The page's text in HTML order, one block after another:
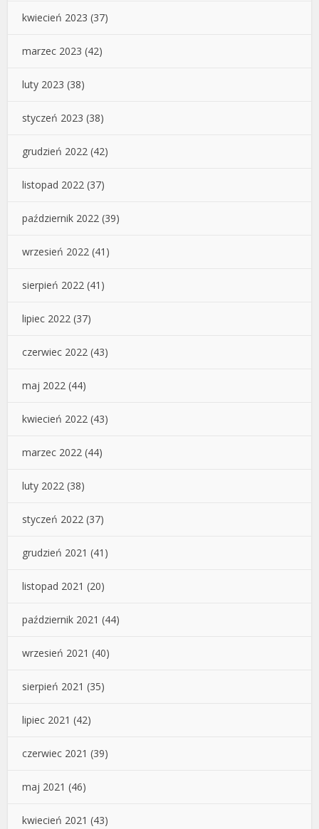
kwiecień 2023 (37)
marzec 2023 (42)
luty 2023 (38)
styczeń 2023 (38)
grudzień 2022 (42)
listopad 2022 (37)
październik 2022 (39)
wrzesień 2022 (41)
sierpień 2022 (41)
lipiec 2022 (37)
czerwiec 2022 (43)
maj 2022 (44)
kwiecień 2022 (43)
marzec 2022 (44)
luty 2022 (38)
styczeń 2022 (37)
grudzień 2021 (41)
listopad 2021 (20)
październik 2021 (44)
wrzesień 2021 (40)
sierpień 2021 (35)
lipiec 2021 (42)
czerwiec 2021 (39)
maj 2021 (46)
kwiecień 2021 (43)